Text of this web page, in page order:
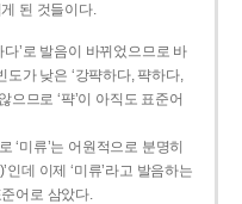
된 것들이다.
’로 발음이 바뀌었으므로 바
도가 낮은 ‘강퍅하다, 퍅하다,
으므로 ‘퍅’이 아직도 표준어
‘미류’는 어원적으로 분명히
데 이제 ‘미류’라고 발음하는
어로 삼았다.